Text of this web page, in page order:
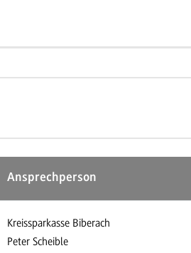
Ansprechperson
Kreissparkasse Biberach
Peter Scheible